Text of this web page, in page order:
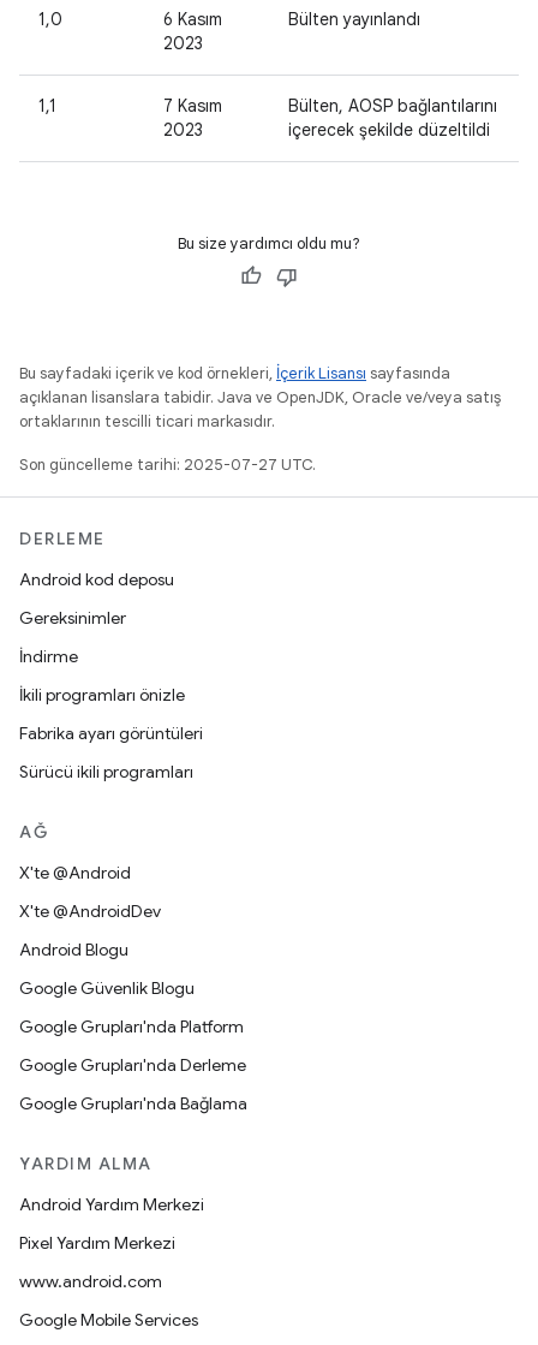
1,0
6 Kasım
2023
Bülten yayınlandı
1,1
7 Kasım
2023
Bülten, AOSP bağlantılarını
içerecek şekilde düzeltildi
Bu size yardımcı oldu mu?
Bu sayfadaki içerik ve kod örnekleri, İçerik Lisansı sayfasında
açıklanan lisanslara tabidir. Java ve OpenJDK, Oracle ve/veya satış
ortaklarının tescilli ticari markasıdır.
Son güncelleme tarihi: 2025-07-27 UTC.
DERLEME
Android kod deposu
Gereksinimler
İndirme
İkili programları önizle
Fabrika ayarı görüntüleri
Sürücü ikili programları
AĞ
X'te @Android
X'te @AndroidDev
Android Blogu
Google Güvenlik Blogu
Google Grupları'nda Platform
Google Grupları'nda Derleme
Google Grupları'nda Bağlama
YARDIM ALMA
Android Yardım Merkezi
Pixel Yardım Merkezi
www.android.com
Google Mobile Services